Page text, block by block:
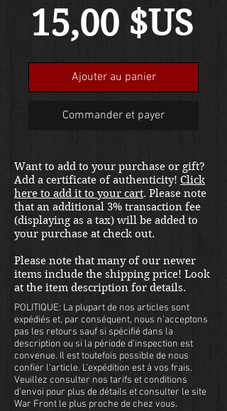
15,00 $US
Ajouter au panier
Commander et payer
Want to add to your purchase or gift?
Add a certificate of authenticity! Click
here to add it to your cart. Please note
that an additional 3% transaction fee
(displaying as a tax) will be added to
your purchase at check out.
Please note that many of our newer
items include the shipping price! Look
at the item description for details.
POLITIQUE: La plupart de nos articles sont
expédiés et, par conséquent, nous n'acceptons
pas les retours sauf si spécifié dans la
description ou si la période d'inspection est
convenue. Il est toutefois possible de nous
confier l'article. L'expédition est à vos frais.
Veuillez consulter nos tarifs et conditions
d'envoi pour plus de détails et consulter le site
War Front le plus proche de chez vous.